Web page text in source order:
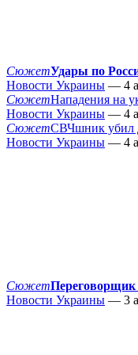
СюжетУдары по
Новости Украины — 4
СюжетНападения на
Новости Украины — 4
СюжетСВЧшник убил
Новости Украины — 4
СюжетПереговорщик
Новости Украины — 3